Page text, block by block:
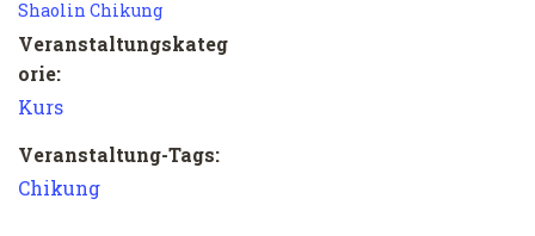
Shaolin Chikung
Veranstaltungskateg
orie:
Kurs
Veranstaltung-Tags:
Chikung